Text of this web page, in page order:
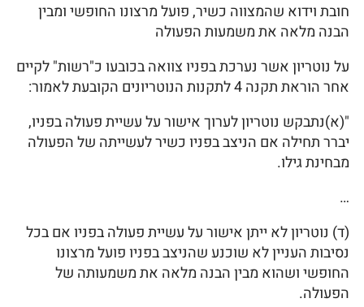
חובת וידוא שהמצווה כשיר, פועל מרצונו החופשי ומבין
הבנה מלאה את משמעות הפעולה
על נוטריון אשר נערכת בפניו צוואה בכובעו כ"רשות" לקיים
אחר הוראת תקנה 4 לתקנות הנוטריונים הקובעת לאמור:
"(א)נתבקש נוטריון לערוך אישור על עשיית פעולה בפניו,
יברר תחילה אם הניצב בפניו כשיר לעשייתה של הפעולה
מבחינת גילו.
…
(ד) נוטריון לא ייתן אישור על עשיית פעולה בפניו אם בכל
נסיבות העניין לא שוכנע שהניצב בפניו פועל מרצונו
החופשי ושהוא מבין הבנה מלאה את משמעותה של
הפעולה.